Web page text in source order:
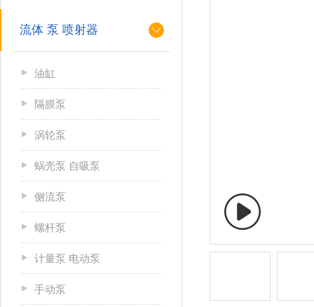
流体 泵 喷射器
油缸
隔膜泵
涡轮泵
蜗壳泵 自吸泵
侧流泵
螺杆泵
计量泵 电动泵
手动泵